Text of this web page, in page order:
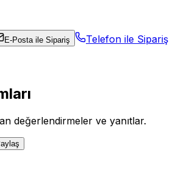
E-Posta ile Sipariş Telefon ile Sipariş
değerlendirmeler ve yanıtlar.